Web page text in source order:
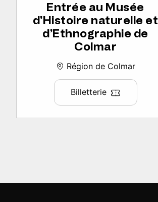
Entrée au Musée
d’Histoire naturelle et
d’Ethnographie de
Colmar
Région de Colmar
Billetterie